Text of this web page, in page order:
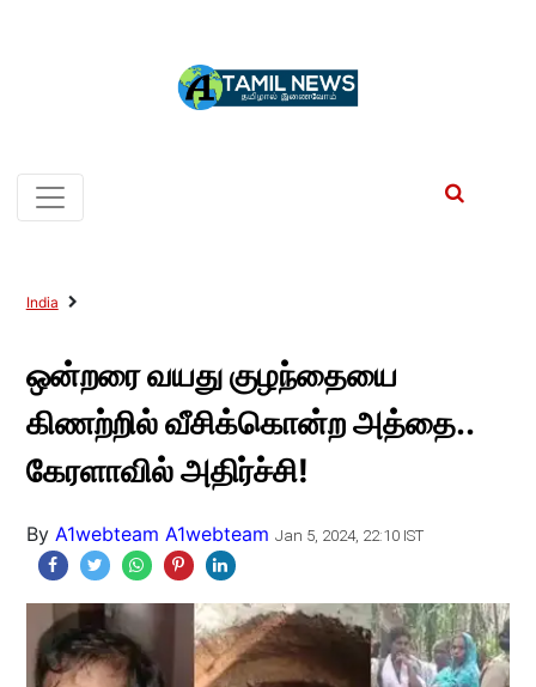
India
ஒன்றரை வயது குழந்தையை
கிணற்றில் வீசிக்கொன்ற அத்தை..
கேரளாவில் அதிர்ச்சி!
By A1webteam A1webteam Jan 5, 2024, 22:10 IST